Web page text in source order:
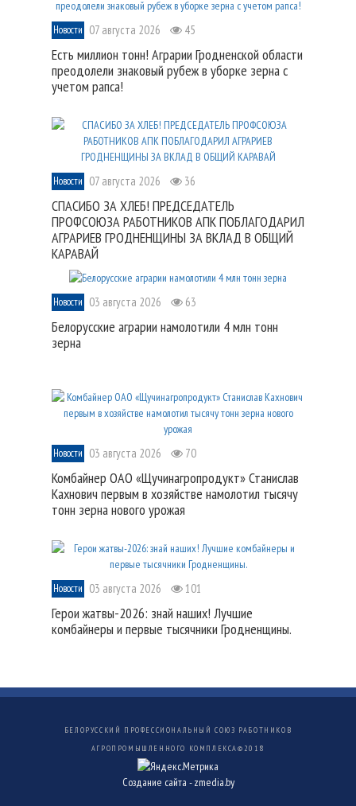
Новости 07 августа 2026 45
Есть миллион тонн! Аграрии Гродненской области
преодолели знаковый рубеж в уборке зерна с
учетом рапса!
Новости 07 августа 2026 36
СПАСИБО ЗА ХЛЕБ! ПРЕДСЕДАТЕЛЬ
ПРОФСОЮЗА РАБОТНИКОВ АПК ПОБЛАГОДАРИЛ
АГРАРИЕВ ГРОДНЕНЩИНЫ ЗА ВКЛАД В ОБЩИЙ
КАРАВАЙ
Новости 03 августа 2026 63
Белорусские аграрии намолотили 4 млн тонн
зерна
Новости 03 августа 2026 70
Комбайнер ОАО «Щучинагропродукт» Станислав
Кахнович первым в хозяйстве намолотил тысячу
тонн зерна нового урожая
Новости 03 августа 2026 101
Герои жатвы-2026: знай наших! Лучшие
комбайнеры и первые тысячники Гродненщины.
БЕЛОРУССКИЙ ПРОФЕССИОНАЛЬНЫЙ СОЮЗ РАБОТНИКОВ
АГРОПРОМЫШЛЕННОГО КОМПЛЕКСА© 2018
Создание сайта -zmedia.by